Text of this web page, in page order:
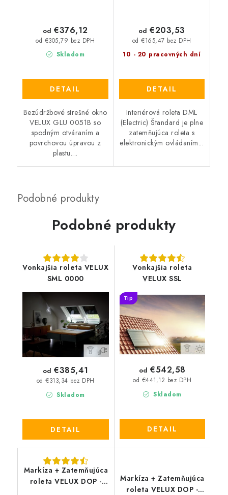
Skladom
od €305,79 bez DPH
od €376,12
DETAIL
Bezúdržbové strešné okno
VELUX GLU 0051B so
spodným otváraním a
povrchovou úpravou z
plastu....
10 - 20 pracovných dní
od €165,47 bez DPH
od €203,53
DETAIL
Interiérová roleta DML
(Electric) Štandard je plne
zatemňujúca roleta s
elektronickým ovládaním...
Podobné produkty
Vonkajšia roleta VELUX
SML 0000
Skladom
od €313,34 bez DPH
od €385,41
DETAIL
Vonkajšia roleta
VELUX SSL
Tip
Skladom
od €441,12 bez DPH
od €542,58
DETAIL
Markíza + Zatemňujúca
roleta VELUX DOP -
Markíza + Zatemňujúca
roleta VELUX DOP -